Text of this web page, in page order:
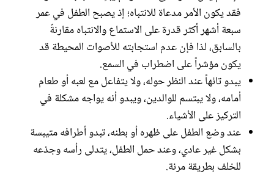
فقد يكون الأمر مدعاة للانتباه؛ إذ يصبح الطفل في عمر
سبعة أشهر أكثر قدرة على الاستماع والانتباه مقارنةً
بالسابق، لذا فإن عدم استجابته للأصوات المحيطة قد
يكون مؤشراً على اضطراب في السمع.
يبدو تائهاً عند النظر حوله، ولا يتفاعل مع لعبه أو طعام
أمامه، ولا يبتسم للوالدين، ويبدو أنه يواجه مشكلة في
التركيز على الأشياء.
عند وضع الطفل على ظهره أو بطنه، تبدو أطرافه متيبسة
بشكل غير عادي، وعند حمل الطفل، يتدلى رأسه وجذعه
للخلف بطريقة مرنة.